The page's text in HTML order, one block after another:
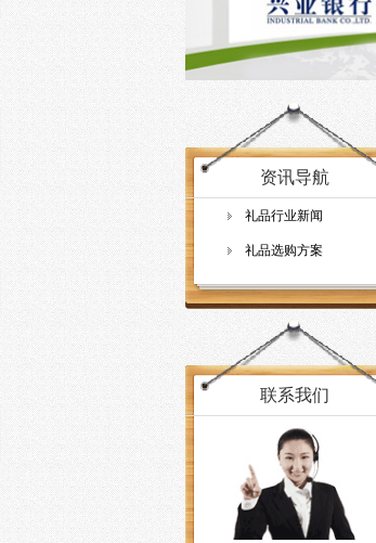
资讯导航
礼品行业新闻
礼品选购方案
联系我们